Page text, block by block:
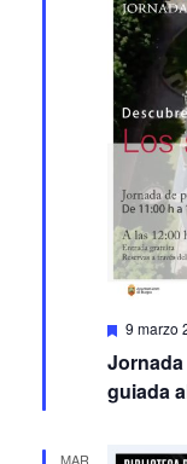
Featured
9 marzo
Jornada
guiada